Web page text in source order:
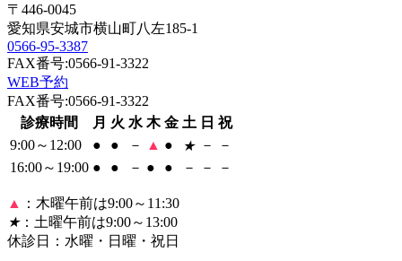
〒446-0045
愛知県安城市横山町八左185-1
0566-95-3387
FAX番号:0566-91-3322
WEB予約
FAX番号:0566-91-3322
診療時間
月 火 水 木 金 土 日 祝
9:00～12:00
● ● － ▲ ● ★ －
－
16:00～19:00 ● ● － ● ● － － －
▲
：木曜午前は9:00～11:30
★：土曜午前は9:00～13:00
休診日：水曜・日曜・祝日